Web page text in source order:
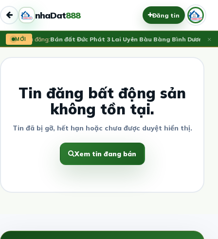
nhaDat888 Đăng tin
MỚIVừa đăng:Bán đất Đức Phát 3 Lai Uyên Bàu Bàng Bình Dương ×
Tin đăng bất động sản
không tồn tại.
Tin đã bị gỡ, hết hạn hoặc chưa được duyệt hiển thị.
Xem tin đang bán